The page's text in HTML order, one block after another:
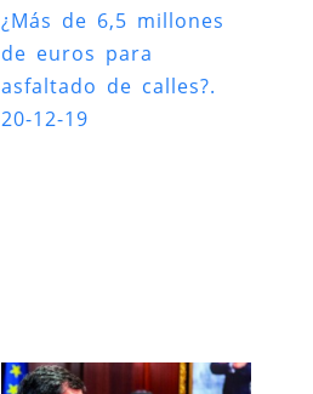
¿Más de 6,5 millones
de euros para
asfaltado de calles?.
20-12-19